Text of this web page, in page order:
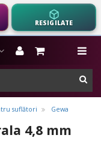
RESIGILATE
suflători Gewa
4,8 mm